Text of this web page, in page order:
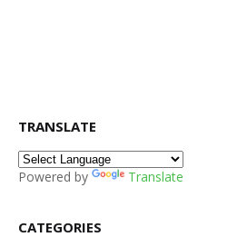
TRANSLATE
Powered by Translate
CATEGORIES